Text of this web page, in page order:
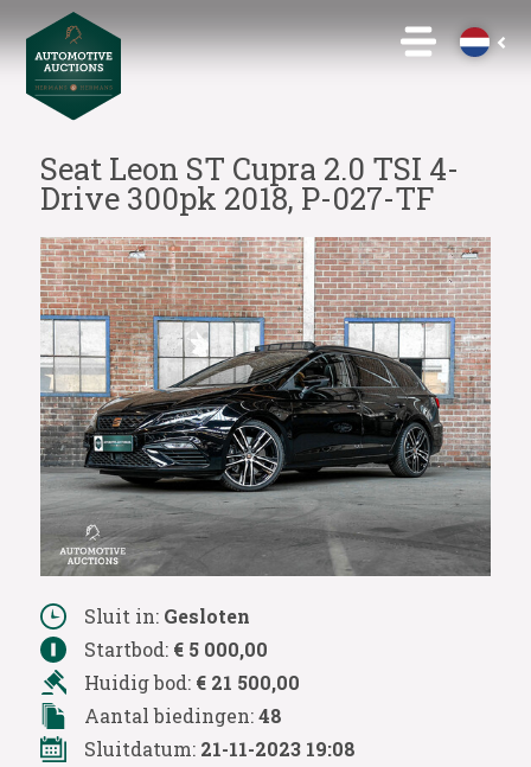
Seat Leon ST Cupra 2.0 TSI 4-
Drive 300pk 2018, P-027-TF
Sluit in: Gesloten
Startbod: € 5 000,00
Huidig bod: € 21 500,00
Aantal biedingen:48
Sluitdatum: 21-11-2023 19:08